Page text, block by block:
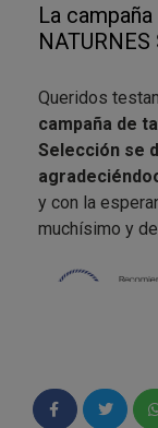
La
Queridos
campaña de
Selección se
y con la
muchísimo y